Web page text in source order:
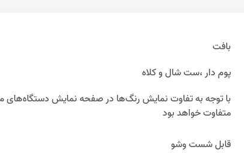
بافت
پوم دار ،ست شال و کلاه
متفاوت خواهد بود
قابل شست وشو